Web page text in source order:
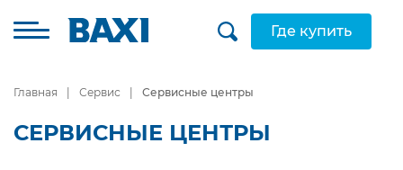
Где купить
Главная Сервис Сервисные центры
СЕРВИСНЫЕ ЦЕНТРЫ